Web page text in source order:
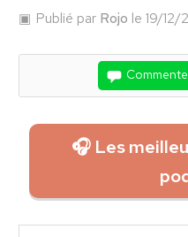
Publié par Rojo le 19/12/
🎧 Les